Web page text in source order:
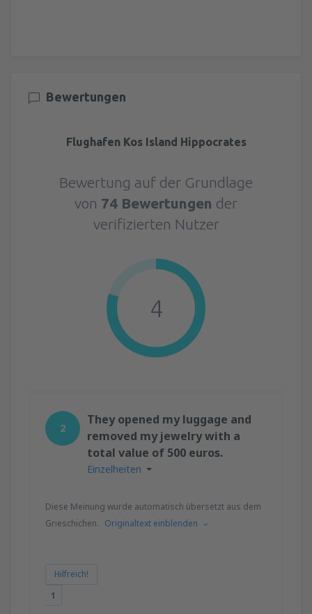
Bewertungen
Flughafen Kos Island Hippocrates
Bewertung auf der Grundlage
von 74 Bewertungen der
verifizierten Nutzer
4
2
They opened my luggage and
removed my jewelry with a
total value of 500 euros.
Einzelheiten
Diese Meinung wurde automatisch übersetzt aus dem
Grieschichen. Originaltext einblenden
Hilfreich!
1